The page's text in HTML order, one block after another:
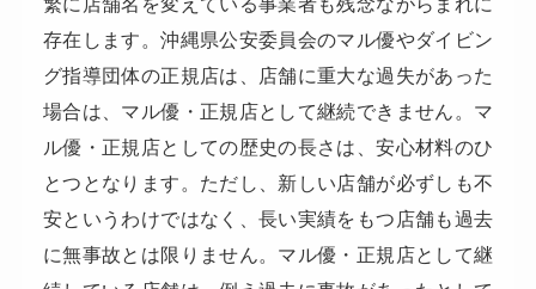
存在します。沖縄県公安委員会のマル優やダイビン
グ指導団体の正規店は、店舗に重大な過失があった
場合は、マル優・正規店として継続できません。マ
ル優・正規店としての歴史の長さは、安心材料のひ
とつとなります。ただし、新しい店舗が必ずしも不
安というわけではなく、長い実績をもつ店舗も過去
に無事故とは限りません。マル優・正規店として継